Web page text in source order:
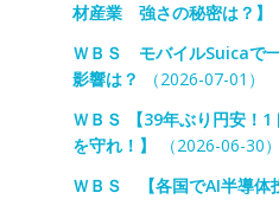
材産業 強さの秘密は？】
ＷＢＳ モバイルSuicaで
影響は？
（2026-07-01）
ＷＢＳ 【39年ぶり円安！
を守れ！】
（2026-06-30）
ＷＢＳ 【各国でAI半導体